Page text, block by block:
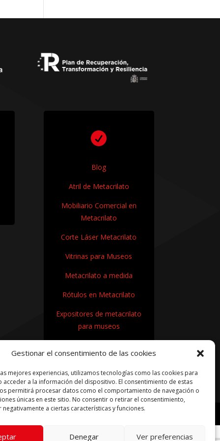
Gestionar el consentimiento de las cookies
mejores experiencias, utilizamos tecnologías como las cookies para
acceder a la información del dispositivo. El consentimiento de estas
permitirá procesar datos como el comportamiento de navegación o
únicas en este sitio. No consentir o retirar el consentimiento,
a ciertas características y funciones.
Denegar Ver preferencias

Blog
Atril de Metacrilato
Mobiliario Comercial en
Metacrilato
Corte Láser Metacrilato
Vitrinas para Museos
Metacrilato a medida
Rótulos en Metacrilato
Expositores de metacrilato
para museos
metacrilato?
de cookies |Términos condiciones compra